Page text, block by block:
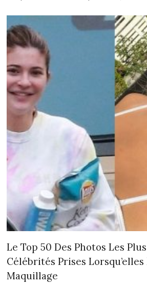
Le Top 50 Des Photos Les
Célébrités Prises
Maquillage